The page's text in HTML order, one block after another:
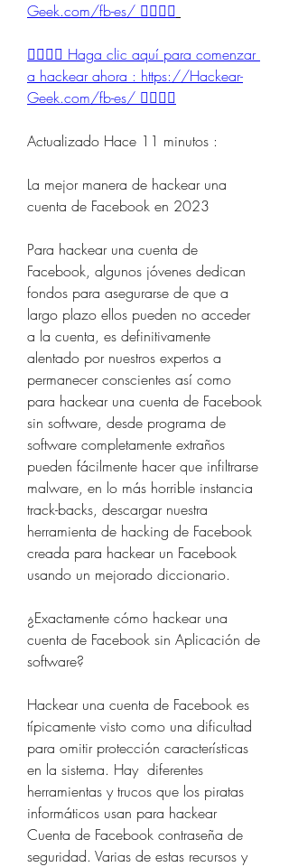
Geek.com/fb-es/ 👈🏻👈🏻
👉🏻👉🏻 Haga clic aquí para comenzar
a hackear ahora : https://Hackear-
Geek.com/fb-es/ 👈🏻👈🏻
Actualizado Hace 11 minutos :
La mejor manera de hackear una
cuenta de Facebook en 2023
Para hackear una cuenta de
Facebook, algunos jóvenes dedican
fondos para asegurarse de que a
largo plazo ellos pueden no acceder
a la cuenta, es definitivamente
alentado por nuestros expertos a
permanecer conscientes así como
para hackear una cuenta de Facebook
sin software, desde programa de
software completamente extraños
pueden fácilmente hacer que infiltrarse
malware, en lo más horrible instancia
track-backs, descargar nuestra
herramienta de hacking de Facebook
creada para hackear un Facebook
usando un mejorado diccionario.
¿Exactamente cómo hackear una
cuenta de Facebook sin Aplicación de
software?
Hackear una cuenta de Facebook es
típicamente visto como una dificultad
para omitir protección características
en la sistema. Hay  diferentes
herramientas y trucos que los piratas
informáticos usan para hackear
Cuenta de Facebook contraseña de
seguridad. Varias de estas recursos y